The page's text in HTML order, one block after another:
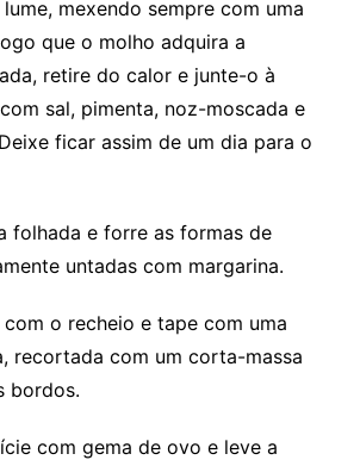
mexendo sempre com uma
que o molho adquira a
retire do calor e junte-o à
sal, pimenta, noz-moscada e
ficar assim de um dia para o
folhada e forre as formas de
untadas com margarina.
com o recheio e tape com uma
recortada com um corta-massa
bordos.
com gema de ovo e leve a